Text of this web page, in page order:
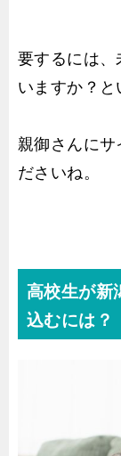
要するには、
いますか？と
親御さんにサ
ださいね。
高校生が新
込むには？